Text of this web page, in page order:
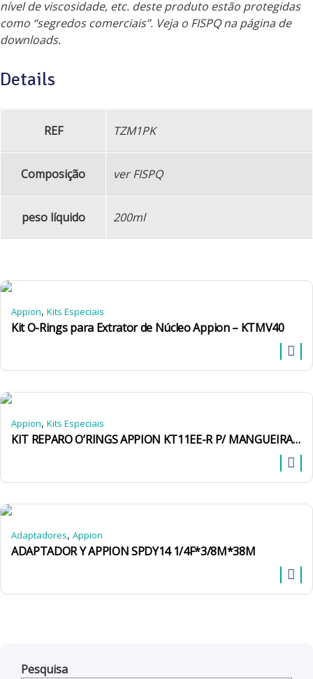
nível de viscosidade, etc. deste produto estão protegidas
como “segredos comerciais”. Veja o FISPQ na página de
downloads.
Details
REF TZM1PK
Composição ver FISPQ
peso líquido 200ml
Appion, Kits Especiais
Kit O-Rings para Extrator de Núcleo Appion – KTMV40
Appion, Kits Especiais
KIT REPARO O’RINGS APPION KT11EE-R P/ MANGUEIRA 3/8
Adaptadores, Appion
ADAPTADOR Y APPION SPDY14 1/4F*3/8M*38M
Pesquisa